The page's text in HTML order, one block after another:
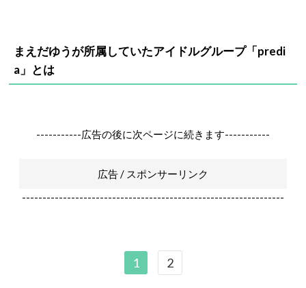
まえだゆうが所属していたアイドルグループ「predi
a」とは
-----------広告の後に次ページに続きます-----------
広告 / スポンサーリンク
----------------------------------------------------------------
1 2